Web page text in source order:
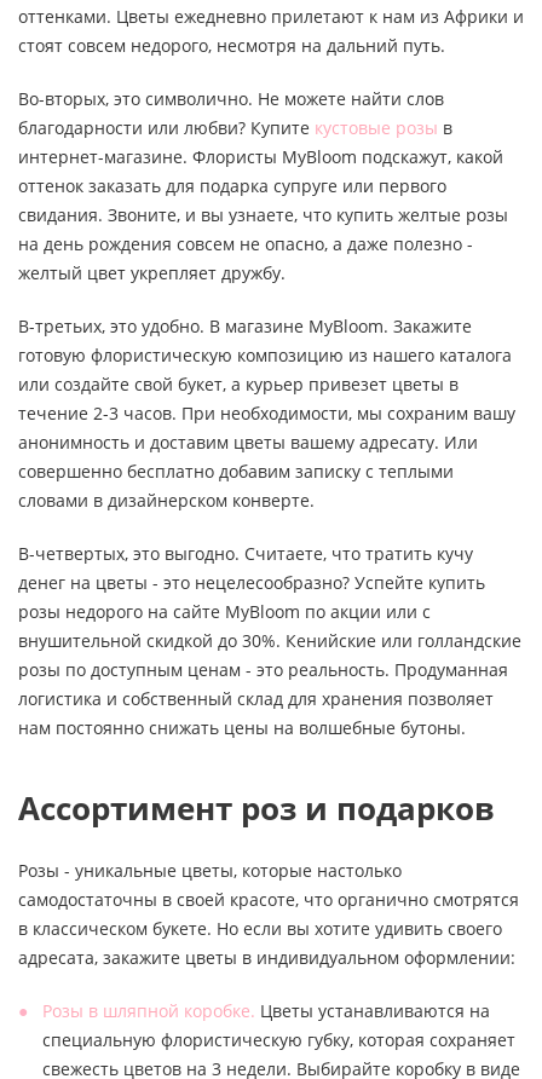
оттенками. Цветы ежедневно прилетают к нам из Африки и
стоят совсем недорого, несмотря на дальний путь.
Во-вторых, это символично. Не можете найти слов
благодарности или любви? Купите кустовые розы в
интернет-магазине. Флористы MyBloom подскажут, какой
оттенок заказать для подарка супруге или первого
свидания. Звоните, и вы узнаете, что купить желтые розы
на день рождения совсем не опасно, а даже полезно -
желтый цвет укрепляет дружбу.
В-третьих, это удобно. В магазине MyBloom. Закажите
готовую флористическую композицию из нашего каталога
или создайте свой букет, а курьер привезет цветы в
течение 2-3 часов. При необходимости, мы сохраним вашу
анонимность и доставим цветы вашему адресату. Или
совершенно бесплатно добавим записку с теплыми
словами в дизайнерском конверте.
В-четвертых, это выгодно. Считаете, что тратить кучу
денег на цветы - это нецелесообразно? Успейте купить
розы недорого на сайте MyBloom по акции или с
внушительной скидкой до 30%. Кенийские или голландские
розы по доступным ценам - это реальность. Продуманная
логистика и собственный склад для хранения позволяет
нам постоянно снижать цены на волшебные бутоны.
Ассортимент роз и подарков
Розы - уникальные цветы, которые настолько
самодостаточны в своей красоте, что органично смотрятся
в классическом букете. Но если вы хотите удивить своего
адресата, закажите цветы в индивидуальном оформлении:
Розы в шляпной коробке. Цветы устанавливаются на
специальную флористическую губку, которая сохраняет
свежесть цветов на 3 недели. Выбирайте коробку в виде